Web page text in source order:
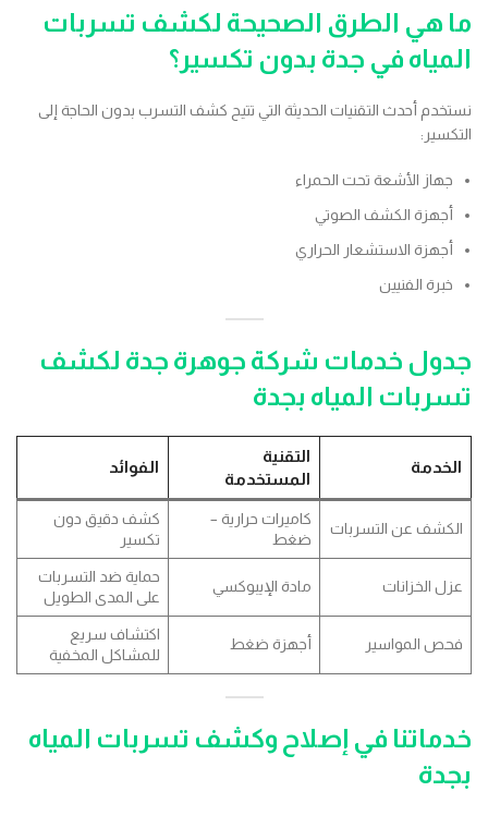
ما هي الطرق الصحيحة لكشف تسربات
المياه في جدة بدون تكسير؟
نستخدم أحدث التقنيات الحديثة التي تتيح كشف التسرب بدون الحاجة إلى
التكسير:
جهاز الأشعة تحت الحمراء
أجهزة الكشف الصوتي
أجهزة الاستشعار الحراري
خبرة الفنيين
جدول خدمات شركة جوهرة جدة لكشف
تسربات المياه بجدة
الخدمة
التقنية
المستخدمة
الفوائد
الكشف عن التسربات
كاميرات حرارية –
ضغط
كشف دقيق دون
تكسير
عزل الخزانات مادة الإيبوكسي
حماية ضد التسربات
على المدى الطويل
فحص المواسير أجهزة ضغط
اكتشاف سريع
للمشاكل المخفية
خدماتنا في إصلاح وكشف تسربات المياه
بجدة